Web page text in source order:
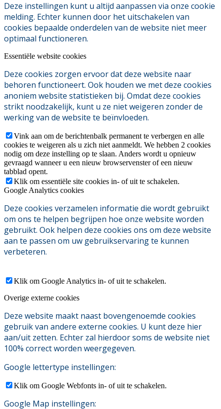
Deze instellingen kunt u altijd aanpassen via onze cookie
melding. Echter kunnen door het uitschakelen van
cookies bepaalde onderdelen van de website niet meer
optimaal functioneren.
Essentiële website cookies
Deze cookies zorgen ervoor dat deze website naar
behoren functioneert. Ook houden we met deze cookies
anoniem website statistieken bij. Omdat deze cookies
strikt noodzakelijk, kunt u ze niet weigeren zonder de
werking van de website te beïnvloeden.
Vink aan om de berichtenbalk permanent te verbergen en alle
cookies te weigeren als u zich niet aanmeldt. We hebben 2 cookies
nodig om deze instelling op te slaan. Anders wordt u opnieuw
gevraagd wanneer u een nieuw browservenster of een nieuw
tabblad opent.
Klik om essentiële site cookies in- of uit te schakelen.
Google Analytics cookies
Deze cookies verzamelen informatie die wordt gebruikt
om ons te helpen begrijpen hoe onze website worden
gebruikt. Ook helpen deze cookies ons om deze website
aan te passen om uw gebruikservaring te kunnen
verbeteren.
Klik om Google Analytics in- of uit te schakelen.
Overige externe cookies
Deze website maakt naast bovengenoemde cookies
gebruik van andere externe cookies. U kunt deze hier
aan/uit zetten. Echter zal hierdoor soms de website niet
100% correct worden weergegeven.
Google lettertype instellingen:
Klik om Google Webfonts in- of uit te schakelen.
Google Map instellingen: